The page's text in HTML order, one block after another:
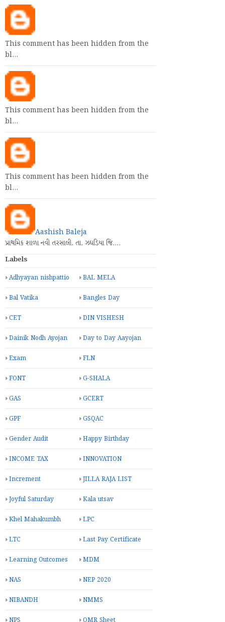
This comment has been hidden from the
bl…
This comment has been hidden from the
bl…
This comment has been hidden from the
bl…
Aashish Baleja
પ્રાથમિક શાળા નવી તરસાલી. તા. ઝઘડિયા જિ.…
Labels
Adhyayan nishpattio BAL MELA
Bal Vatika Bangles Day
CET DIN VISHESH
Dainik Nodh Ayojan Day to Day Aayojan
Exam FLN
FONT G-SHALA
GAS GCERT
GPF GSQAC
Gender Audit Happy Birthday
INCOME TAX INNOVATION
Increment JILLA RAJA LIST
Joyful Saturday Kala utsav
Khel Mahakumbh LPC
LTC Last Pay Certificate
Learning Outcomes MDM
NAS NEP 2020
NIBANDH NMMS
NPS OMR Sheet